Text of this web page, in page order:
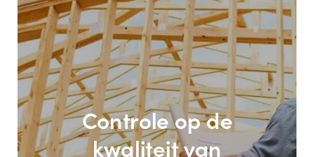
Controle op de
kwaliteit van